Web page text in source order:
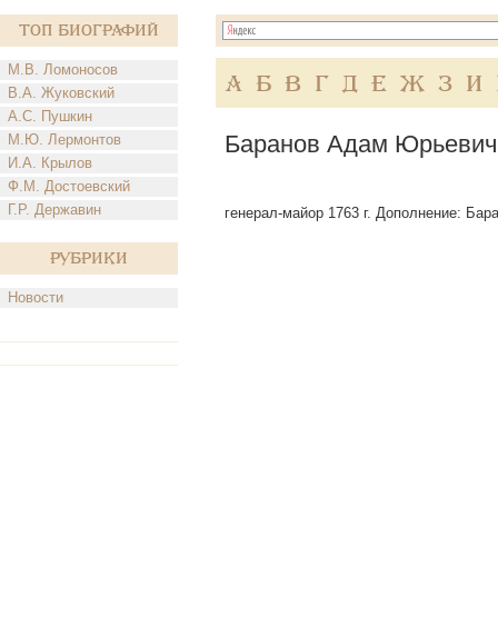
Топ Биографий
М.В. Ломоносов
В.А. Жуковский
А.С. Пушкин
М.Ю. Лермонтов
И.А. Крылов
Ф.М. Достоевский
Г.Р. Державин
Рубрики
Новости
А Б В Г Д Е Ж З И
Баранов Адам Юрьевич
генерал-майор 1763 г. Дополнение: